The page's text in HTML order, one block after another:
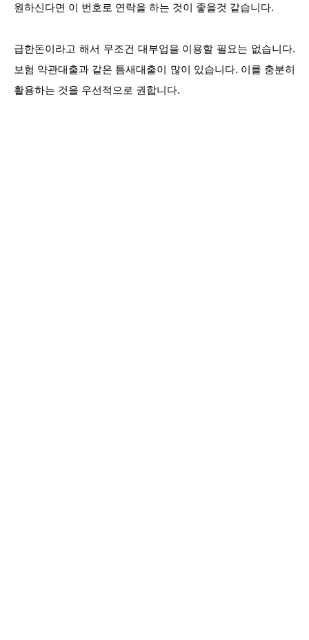
원하신다면 이 번호로 연락을 하는 것이 좋을것 같습니다.
급한돈이라고 해서 무조건 대부업을 이용할 필요는 없습니다.
보험 약관대출과 같은 틈새대출이 많이 있습니다. 이를 충분히
활용하는 것을 우선적으로 권합니다.